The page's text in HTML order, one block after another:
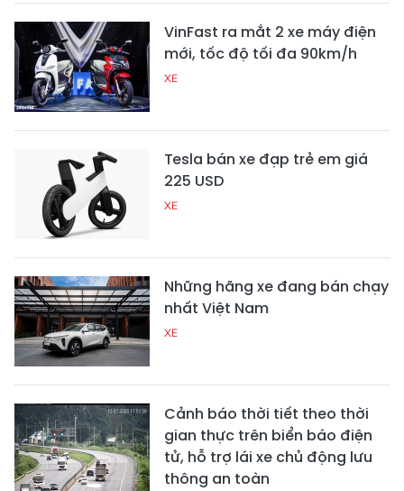
VinFast ra mắt 2 xe máy điện
mới, tốc độ tối đa 90km/h
XE
Tesla bán xe đạp trẻ em giá
225 USD
XE
Những hãng xe đang bán chạy
nhất Việt Nam
XE
Cảnh báo thời tiết theo thời
gian thực trên biển báo điện
tử, hỗ trợ lái xe chủ động lưu
thông an toàn